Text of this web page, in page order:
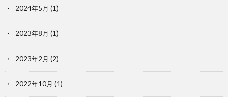
2024年5月 (1)
2023年8月 (1)
2023年2月 (2)
2022年10月 (1)